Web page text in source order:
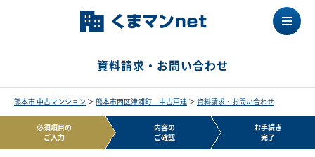
資料請求・お問い合わせ
熊本市 中古マンション ＞ 熊本市西区津浦町 中古戸建 ＞ 資料請求・お問い合わせ
必須項目の
ご入力
内容の
ご確認
お手続き
完了